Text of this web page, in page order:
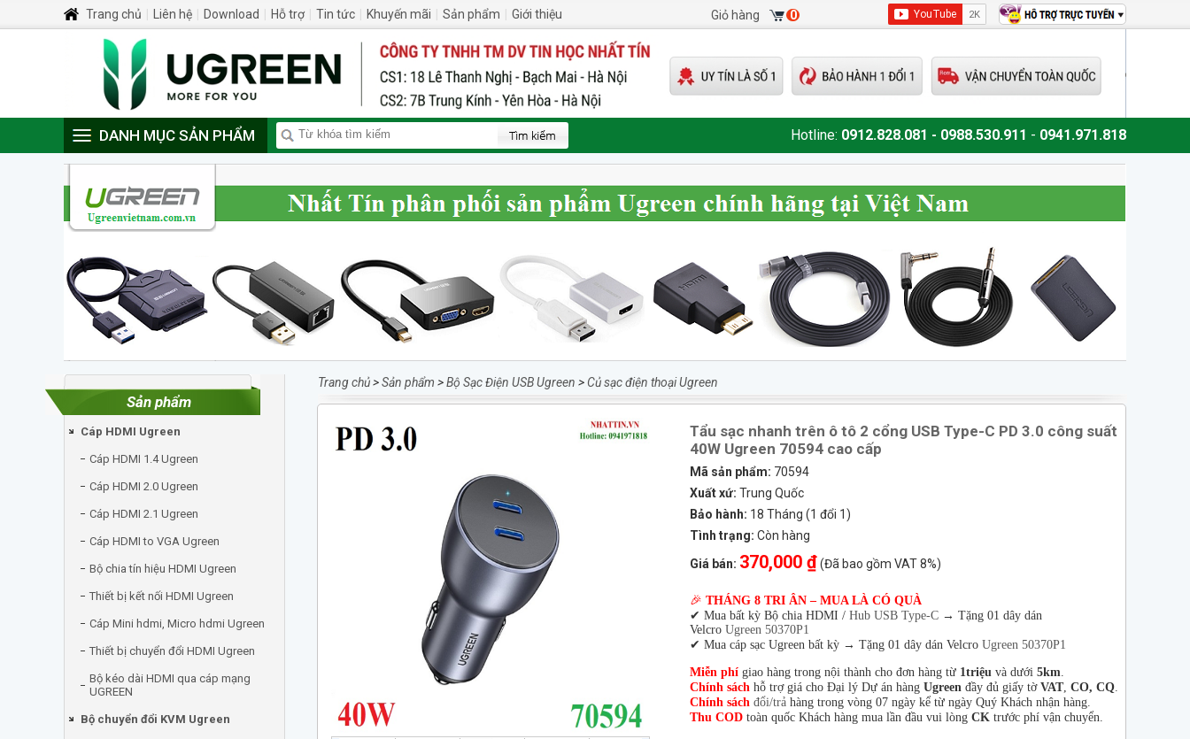
Hotline: 0912.828.081 - 0988.530.911 - 0941.971.818
DANH MỤC SẢN PHẨM
Sản phẩm
Cáp HDMI Ugreen
Cáp HDMI 1.4 Ugreen
Cáp HDMI 2.0 Ugreen
Cáp HDMI 2.1 Ugreen
Cáp HDMI to VGA Ugreen
Bộ chia tín hiệu HDMI Ugreen
Thiết bị kết nối HDMI Ugreen
Cáp Mini hdmi, Micro hdmi Ugreen
Thiết bị chuyển đổi HDMI Ugreen
Bộ kéo dài HDMI qua cáp mạng
UGREEN
Bộ chuyển đổi KVM Ugreen
Trang chủ>Sản phẩm >Bộ Sạc Điện USB Ugreen > Củ sạc điện thoại Ugreen
Tẩu sạc nhanh trên ô tô 2 cổng USB Type-C PD 3.0 công suất
40W Ugreen 70594 cao cấp
Mã sản phẩm: 70594
Xuất xứ: Trung Quốc
Bảo hành: 18 Tháng (1 đổi 1)
Tình trạng: Còn hàng
Giá bán: 370,000 ₫(Đã bao gồm VAT 8%)
🎉 THÁNG 8 TRI ÂN – MUA LÀ CÓ QUÀ
✔ Mua bất kỳ Bộ chia HDMI / Hub USB Type-C → Tặng 01 dây dán
Velcro Ugreen 50370P1
✔ Mua cáp sạc Ugreen bất kỳ → Tặng 01 dây dán Velcro Ugreen 50370P1
Miễn phí giao hàng trong nội thành cho đơn hàng từ 1triệu và dưới 5km.
Chính sách hỗ trợ giá cho Đại lý Dự án hàng Ugreen đầy đủ giấy tờ VAT, CO, CQ.
Chính sách đổi/trả hàng trong vòng 07 ngày kể từ ngày Quý Khách nhận hàng.
Thu COD toàn quốc Khách hàng mua lần đầu vui lòng CK trước phí vận chuyển.
0
Giỏ hàng
Trang chủ Liên hệ Download Hỗ trợ Tin tức Khuyến mãi Sản phẩm Giới thiệu